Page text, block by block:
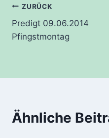
ZURÜCK
Predigt 09.06.2014
Pfingstmontag
Ähnliche